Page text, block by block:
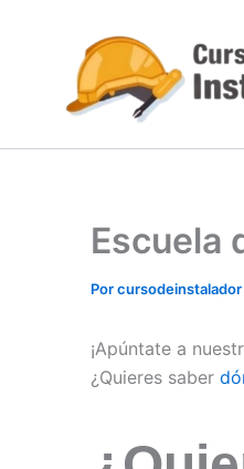
contenido
Escuela
Porcursodeinstalador
¡Apúntate a
¿Quieres saber